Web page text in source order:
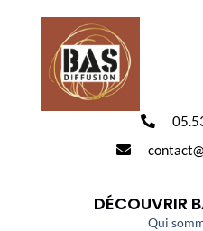
DÉCOUVRIR
Qui